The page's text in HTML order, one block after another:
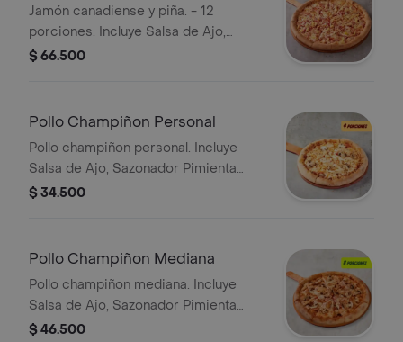
Jamón canadiense y piña. - 12
porciones. Incluye Salsa de Ajo,
Sazonador Pimienta Roja y
$ 66.500
Pollo Champiñon Personal
Pollo champiñon personal. Incluye
Salsa de Ajo, Sazonador Pimienta
Roja y Pepperoncini.
$ 34.500
Pollo Champiñon Mediana
Pollo champiñon mediana. Incluye
Salsa de Ajo, Sazonador Pimienta
Roja y Pepperoncini.
$ 46.500